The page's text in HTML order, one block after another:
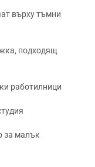
върху тъмни
подходящ
работилници
за малък